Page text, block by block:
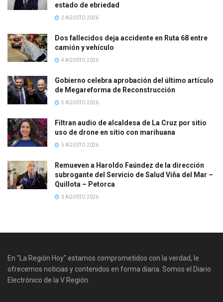
estado de ebriedad
2 AGOSTO 2026
Dos fallecidos deja accidente en Ruta 68 entre
camión y vehículo
4 AGOSTO 2026
Gobierno celebra aprobación del último artículo
de Megareforma de Reconstrucción
5 AGOSTO 2026
Filtran audio de alcaldesa de La Cruz por sitio
uso de drone en sitio con marihuana
5 AGOSTO 2026
Remueven a Haroldo Faúndez de la dirección
subrogante del Servicio de Salud Viña del Mar –
Quillota – Petorca
3 AGOSTO 2026
En "La Región Hoy" estamos comprometidos con la verdad, le
ofrecemos noticias y contenidos en forma diaria. Somos el Diario
Electrónico de la V Región.